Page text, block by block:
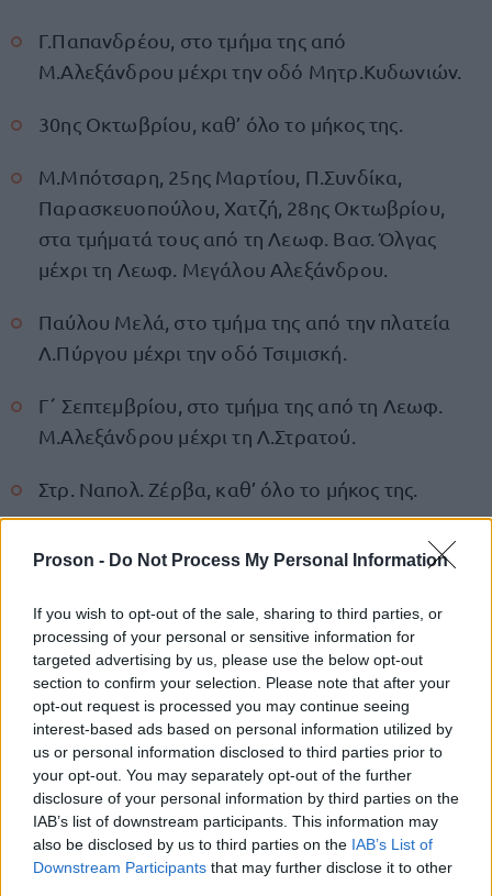
Proson - Do Not Process My Personal Information
If you wish to opt-out of the sale, sharing to third parties, or
processing of your personal or sensitive information for
targeted advertising by us, please use the below opt-out
section to confirm your selection. Please note that after your
opt-out request is processed you may continue seeing
interest-based ads based on personal information utilized by
us or personal information disclosed to third parties prior to
your opt-out. You may separately opt-out of the further
disclosure of your personal information by third parties on the
IAB’s list of downstream participants. This information may
also be disclosed by us to third parties on the IAB’s List of
Downstream Participants that may further disclose it to other
Γ.Παπανδρέου, στο τμήμα της από
Μ.Αλεξάνδρου μέχρι την οδό Μητρ.Κυδωνιών.
30ης Οκτωβρίου, καθ’ όλο το μήκος της.
Μ.Μπότσαρη, 25ης Μαρτίου, Π.Συνδίκα,
Παρασκευοπούλου, Χατζή, 28ης Οκτωβρίου,
στα τμήματά τους από τη Λεωφ. Βασ. Όλγας
μέχρι τη Λεωφ. Μεγάλου Αλεξάνδρου.
Παύλου Μελά, στο τμήμα της από την πλατεία
Λ.Πύργου μέχρι την οδό Τσιμισκή.
Γ΄ Σεπτεμβρίου, στο τμήμα της από τη Λεωφ.
Μ.Αλεξάνδρου μέχρι τη Λ.Στρατού.
Στρ. Ναπολ. Ζέρβα, καθ’ όλο το μήκος της.
Τσιμισκή μέχρι τη Λ.Νίκης.
Γκύζη, καθ’ όλο το μήκος της.
Από ώρα 05.00 και μέχρι πέρατος της παρέλασης,
λόγω της παράταξης των μηχανοκίνητων
τμημάτων, δεν θα επιτρέπεται η κυκλοφορία όλων
των οχημάτων στους παρακάτω δρόμους της
πόλης:
Λεωφόρο Μεγάλου Αλεξάνδρου.